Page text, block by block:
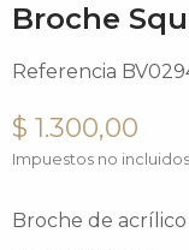
Broche
Referencia
$ 1.300,00
Impuestos no incluidos
Broche de